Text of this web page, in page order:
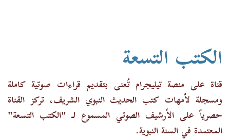
الكتب التسعة
قناة على منصة تيليجرام تُعنى بتقديم قراءات صوتية كاملة
ومسجلة لأمهات كتب الحديث النبوي الشريف،تركز القناة
حصرياً على الأرشيف الصوتي المسموع لـ "الكتب التسعة"
المعتمدة في السنة النبوية.